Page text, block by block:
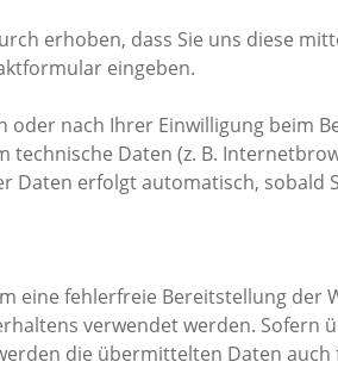
erhoben, dass Sie uns diese
eingeben.
nach Ihrer Einwilligung beim
technische Daten (z. B.
Daten erfolgt automatisch, sobald
eine fehlerfreie Bereitstellung der
verwendet werden. Sofern
die übermittelten Daten